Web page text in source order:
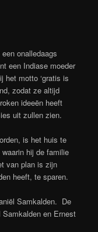
onalledaags
een Indiase moeder
het motto ‘gratis is
zodat ze altijd
ideeën heeft
uit zullen zien.
is het huis te
hij de familie
van plan is zijn
heeft, te sparen.
Samkalden. De
en Ernest